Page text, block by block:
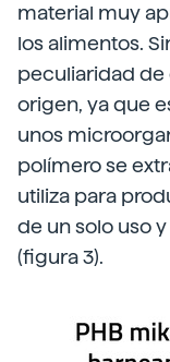
material muy
los alimentos.
peculiaridad de
origen, ya que
unos
polímero se
utiliza para
de un solo uso
(figura 3).